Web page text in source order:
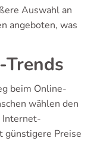
Auswahl an
angeboten, was
beim Online-
wählen den
Internet-
günstigere Preise